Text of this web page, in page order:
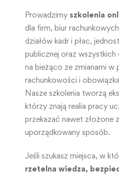
Prowadzimy szkolenia
dla firm, biur
działów kadr i płac,
publicznej oraz
na bieżąco ze zmianami w
rachunkowości i
Nasze szkolenia tworzą
którzy znają realia pracy
przekazać nawet złożone
uporządkowany sposób.
Jeśli szukasz miejsca, w
rzetelna wiedza,